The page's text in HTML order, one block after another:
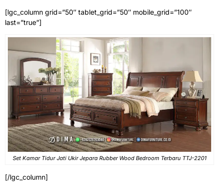
[lgc_column grid=”50″ tablet_grid=”50″ mobile_grid=”100″
last=”true”]
Set Kamar Tidur Jati Ukir Jepara Rubber Wood Bedroom Terbaru TTJ-2201
[/lgc_column]